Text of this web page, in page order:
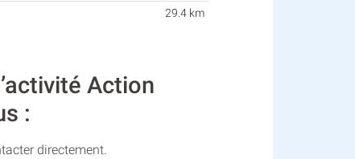
29.4 km
Action
:
directement.